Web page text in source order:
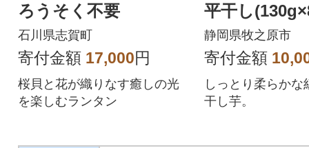
ろうそく不要
石川県志賀町
寄付金額 17,000円
桜貝と花が織りなす癒しの光
を楽しむランタン
平干し
静岡県牧之原市
寄付金額
しっとり柔らかな
干し芋。